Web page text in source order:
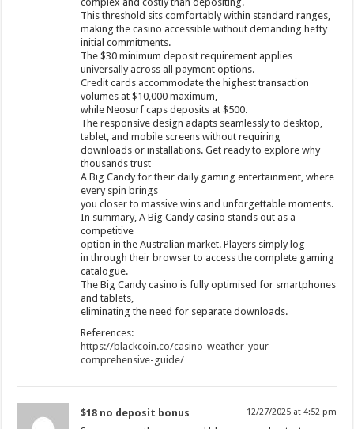
This threshold sits comfortably within standard ranges,
making the casino accessible without demanding hefty
initial commitments.
The $30 minimum deposit requirement applies
universally across all payment options.
Credit cards accommodate the highest transaction
volumes at $10,000 maximum,
while Neosurf caps deposits at $500.
The responsive design adapts seamlessly to desktop,
tablet, and mobile screens without requiring
downloads or installations. Get ready to explore why
thousands trust
A Big Candy for their daily gaming entertainment, where
every spin brings
you closer to massive wins and unforgettable moments.
In summary, A Big Candy casino stands out as a
competitive
option in the Australian market. Players simply log
in through their browser to access the complete gaming
catalogue.
The Big Candy casino is fully optimised for smartphones
and tablets,
eliminating the need for separate downloads.
References:
https://blackcoin.co/casino-weather-your-
comprehensive-guide/
$18 no deposit bonus 12/27/2025 at 4:52 pm